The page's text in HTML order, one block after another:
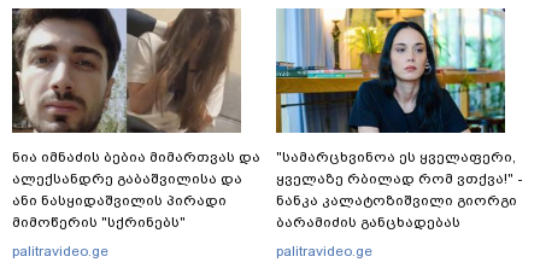
ნია იმნაძის ბებია მიმართვას და
ალექსანდრე გაბაშვილისა და
ანი ნასყიდაშვილის პირადი
მიმოწერის "სქრინებს"
ავრცელებს
palitravideo.ge
"სა­მარ­ცხვი­ნოა ეს ყვე­ლა­ფე­რი,
ყვე­ლა­ზე რბი­ლად რომ ვთქვა!" -
ნანკა კალატოზიშვილი გიორგი
ბარამიძის განცხადებას
ეხმაურება
palitravideo.ge